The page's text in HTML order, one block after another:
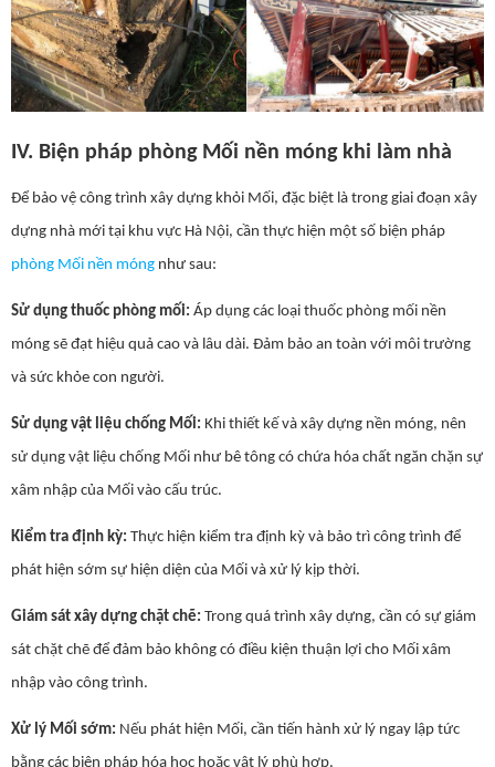
IV. Biện pháp phòng Mối nền móng khi làm nhà
Để bảo vệ công trình xây dựng khỏi Mối, đặc biệt là trong giai đoạn xây
dựng nhà mới tại khu vực Hà Nội, cần thực hiện một số biện pháp
phòng Mối nền móng như sau:
Sử dụng thuốc phòng mối: Áp dụng các loại thuốc phòng mối nền
móng sẽ đạt hiệu quả cao và lâu dài. Đảm bảo an toàn với môi trường
và sức khỏe con người.
Sử dụng vật liệu chống Mối: Khi thiết kế và xây dựng nền móng, nên
sử dụng vật liệu chống Mối như bê tông có chứa hóa chất ngăn chặn sự
xâm nhập của Mối vào cấu trúc.
Kiểm tra định kỳ: Thực hiện kiểm tra định kỳ và bảo trì công trình để
phát hiện sớm sự hiện diện của Mối và xử lý kịp thời.
Giám sát xây dựng chặt chẽ: Trong quá trình xây dựng, cần có sự giám
sát chặt chẽ để đảm bảo không có điều kiện thuận lợi cho Mối xâm
nhập vào công trình.
Xử lý Mối sớm: Nếu phát hiện Mối, cần tiến hành xử lý ngay lập tức
bằng các biện pháp hóa học hoặc vật lý phù hợp.